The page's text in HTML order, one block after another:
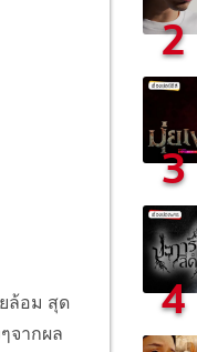
ล้อม สุด
จากผล
2
3
4